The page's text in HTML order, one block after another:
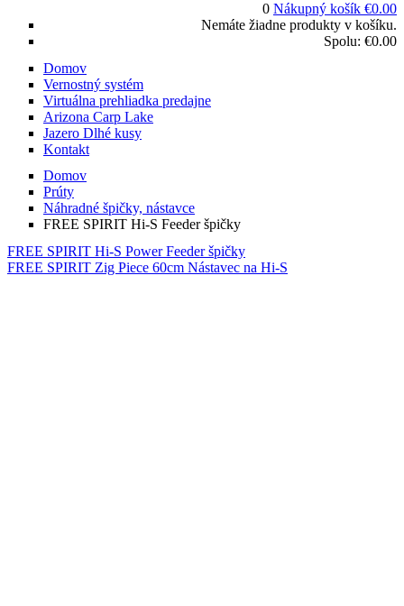
0 Nákupný košík €0.00
Nemáte žiadne produkty v košíku.
Spolu: €0.00
Domov
Vernostný systém
Virtuálna prehliadka predajne
Arizona Carp Lake
Jazero Dlhé kusy
Kontakt
Domov
Prúty
Náhradné špičky, nástavce
FREE SPIRIT Hi-S Feeder špičky
FREE SPIRIT Hi-S Power Feeder špičky
FREE SPIRIT Zig Piece 60cm Nástavec na Hi-S